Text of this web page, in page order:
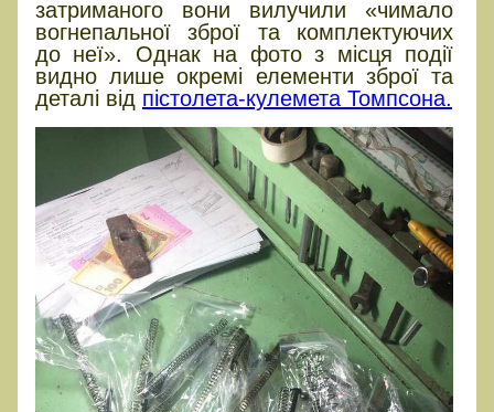
затриманого вони вилучили «чимало
вогнепальної зброї та комплектуючих
до неї». Однак на фото з місця події
видно лише окремі елементи зброї та
деталі від пістолета-кулемета Томпсона.